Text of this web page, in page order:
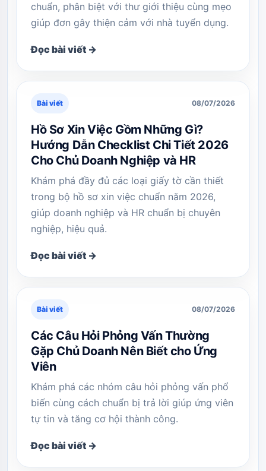
chuẩn, phân biệt với thư giới thiệu cùng mẹo
giúp đơn gây thiện cảm với nhà tuyển dụng.
Đọc bài viết →
Bài viết 08/07/2026
Hồ Sơ Xin Việc Gồm Những Gì?
Hướng Dẫn Checklist Chi Tiết 2026
Cho Chủ Doanh Nghiệp và HR
Khám phá đầy đủ các loại giấy tờ cần thiết
trong bộ hồ sơ xin việc chuẩn năm 2026,
giúp doanh nghiệp và HR chuẩn bị chuyên
nghiệp, hiệu quả.
Đọc bài viết →
Bài viết 08/07/2026
Các Câu Hỏi Phỏng Vấn Thường
Gặp Chủ Doanh Nên Biết cho Ứng
Viên
Khám phá các nhóm câu hỏi phỏng vấn phổ
biến cùng cách chuẩn bị trả lời giúp ứng viên
tự tin và tăng cơ hội thành công.
Đọc bài viết →